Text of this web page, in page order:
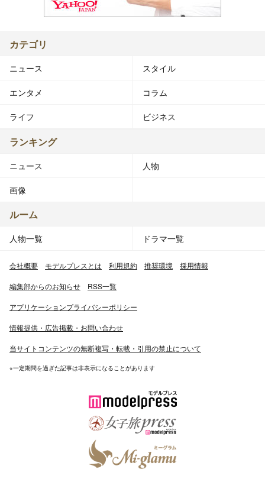
カテゴリ
ニュース スタイル
エンタメ コラム
ライフ ビジネス
ランキング
ニュース 人物
画像
ルーム
人物一覧 ドラマ一覧
会社概要 モデルプレスとは 利用規約 推奨環境 採用情報
編集部からのお知らせ RSS一覧
アプリケーションプライバシーポリシー
情報提供・広告掲載・お問い合わせ
当サイトコンテンツの無断複写・転載・引用の禁止について
※一定期間を過ぎた記事は非表示になることがあります